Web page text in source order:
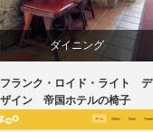
椅子
ダイニング
デザイナーズ
フランク・ロイド・ライト デ
ザイン 帝国ホテルの椅子